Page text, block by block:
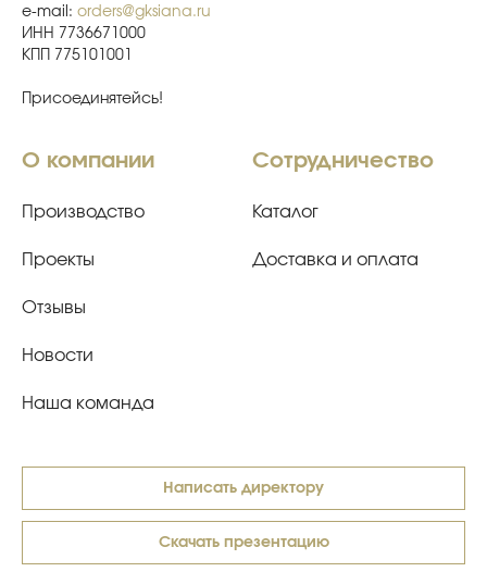
e-mail: orders@gksiana.ru
ИНН 7736671000
КПП 775101001
Присоединятейсь!
О компании
Производство
Проекты
Отзывы
Новости
Наша команда
Сотрудничество
Каталог
Доставка и оплата
Написать директору
Скачать презентацию